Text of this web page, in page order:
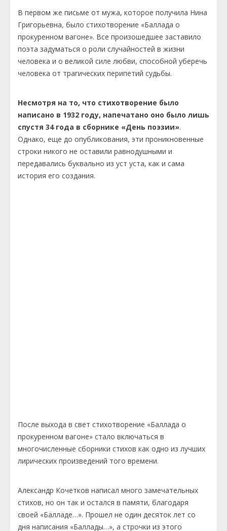
В первом же письме от мужа, которое получила Нина
Григорьевна, было стихотворение «Баллада о
прокуренном вагоне». Все произошедшее заставило
поэта задуматься о роли случайностей в жизни
человека и о великой силе любви, способной уберечь
человека от трагических перипетий судьбы.
Несмотря на то, что стихотворение было
написано в 1932 году, напечатано оно было лишь
спустя 34 года в сборнике «День поэзии».
Однако, еще до опубликования, эти проникновенные
строки никого не оставили равнодушными и
передавались буквально из уст уста, как и сама
история его создания.
После выхода в свет стихотворение «Баллада о
прокуренном вагоне» стало включаться в
многочисленные сборники стихов как одно из лучших
лирических произведений того времени.
Александр Кочетков написал много замечательных
стихов, но он так и остался в памяти, благодаря
своей «Балладе…». Прошел не один десяток лет со
дня написания «Баллады…», а строчки из этого